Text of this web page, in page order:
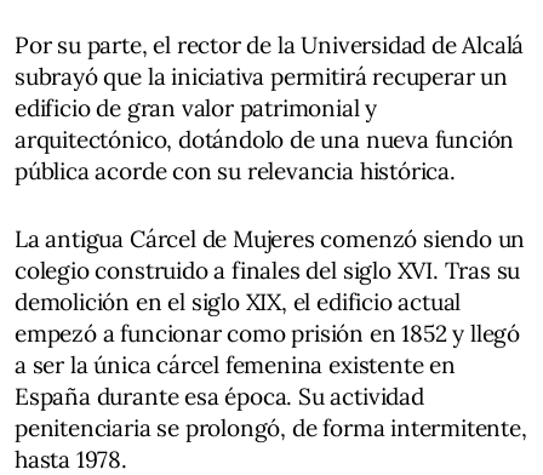
Por su parte, el rector de la Universidad de Alcalá
subrayó que la iniciativa permitirá recuperar un
edificio de gran valor patrimonial y
arquitectónico, dotándolo de una nueva función
pública acorde con su relevancia histórica.
La antigua Cárcel de Mujeres comenzó siendo un
colegio construido a finales del siglo XVI. Tras su
demolición en el siglo XIX, el edificio actual
empezó a funcionar como prisión en 1852 y llegó
a ser la única cárcel femenina existente en
España durante esa época. Su actividad
penitenciaria se prolongó, de forma intermitente,
hasta 1978.